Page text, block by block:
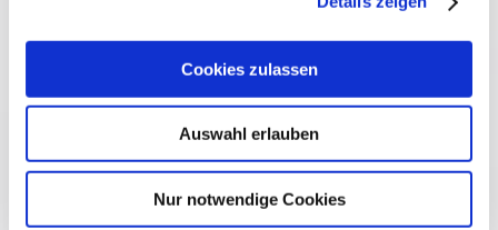
Cookies zulassen
Auswahl erlauben
Nur notwendige Cookies
SOCIAL-MEDIA-PLATTFORMEN NUTZEN
Unternehmen können zahlreiche Informationen aus Social-
Media-Plattformen erhalten. In Online-Foren, Gruppenchats
Markenwahrnehmungen von Kunden häufig diskutiert.